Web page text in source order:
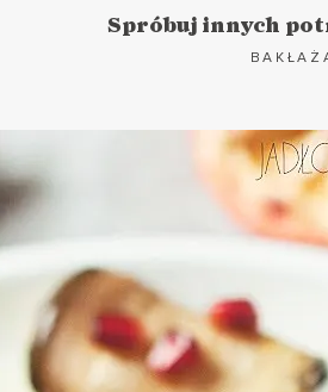
Spróbuj innych